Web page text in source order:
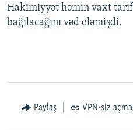
Hakimiyyət həmin vaxt
bağılacağını vəd eləmişdi.
Paylaş VPN-siz